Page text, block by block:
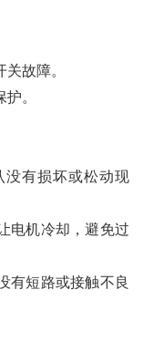
故障。
。
没有损坏或松动现
电机冷却，避免过
有短路或接触不良